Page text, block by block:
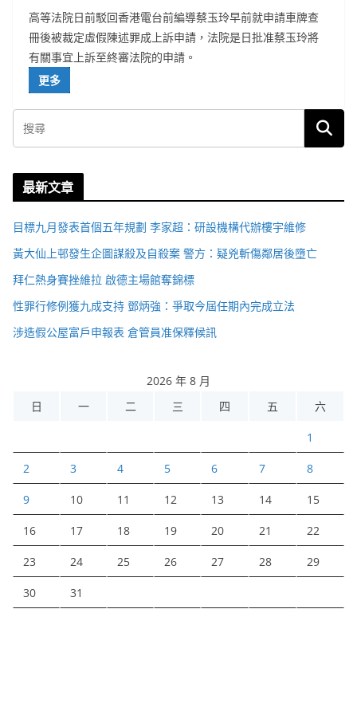
高等法院日前駁回香港電台前編導蔡玉玲早前就申請車牌查
冊後被裁定虛假陳述罪成上訴申請，法院是日批准蔡玉玲將
有關事宜上訴至終審法院的申請。
更多
最新文章
目標九月發表首個五年規劃 李家超：研設機構代辦樓宇維修
黃大仙上邨發生企圖謀殺及自殺案 警方：疑兇斬傷鄰居後墮亡
拜仁熱身賽挫維拉 啟德主場館奪錦標
性罪行修例獲九成支持 鄧炳強：爭取今屆任期內完成立法
涉造假公屋富戶申報表 倉管員准保釋候訊
2026 年 8 月
日
一 二 三 四 五 六
1
2 3 4 5 6 7 8
9 10 11 12 13 14 15
16 17 18 19 20 21 22
23 24 25 26 27 28 29
30 31